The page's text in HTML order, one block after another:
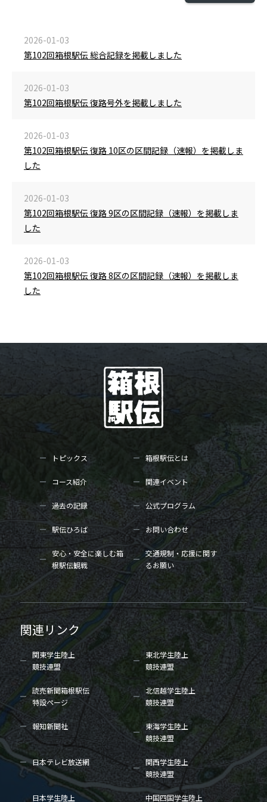
2026-01-03
第102回箱根駅伝 総合記録を掲載しました
2026-01-03
第102回箱根駅伝 復路号外を掲載しました
2026-01-03
第102回箱根駅伝 復路 10区の区間記録（速報）を掲載しま
した
2026-01-03
第102回箱根駅伝 復路 9区の区間記録（速報）を掲載しま
した
2026-01-03
第102回箱根駅伝 復路 8区の区間記録（速報）を掲載しま
した
トピックス 箱根駅伝とは
コース紹介 関連イベント
過去の記録 公式プログラム
駅伝ひろば お問い合わせ
安心・安全に楽しむ箱
根駅伝観戦
交通規制・応援に関す
るお願い
関連リンク
関東学生陸上
競技連盟
東北学生陸上
競技連盟
読売新聞箱根駅伝
特設ページ
北信越学生陸上
競技連盟
報知新聞社
東海学生陸上
競技連盟
日本テレビ放送網
関西学生陸上
競技連盟
日本学生陸上 中国四国学生陸上